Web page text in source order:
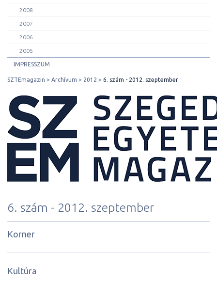
2008
2007
2006
2005
IMPRESSZUM
SZTEmagazin Archívum 2012 6. szám - 2012. szeptember
6. szám - 2012. szeptember
Korner
Kultúra